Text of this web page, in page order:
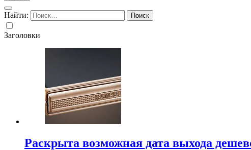
Найти:
Заголовки
Раскрыта возможная дата выхода